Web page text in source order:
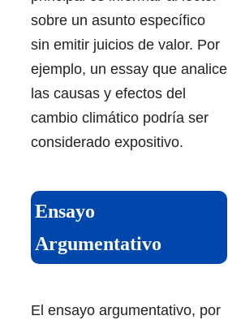
sobre un asunto específico
sin emitir juicios de valor. Por
ejemplo, un essay que analice
las causas y efectos del
cambio climático podría ser
considerado expositivo.
Ensayo
Argumentativo
El ensayo argumentativo, por